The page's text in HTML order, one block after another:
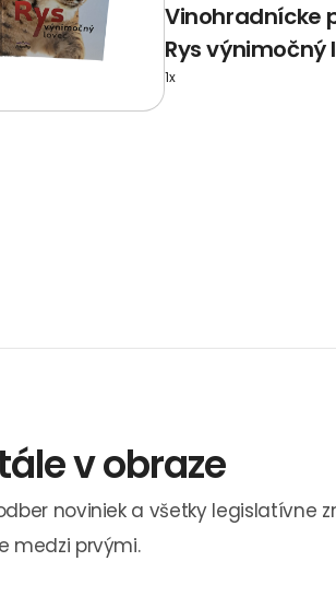
Vinohradnícke
Rys výnimočný
1x
v obraze
noviniek a všetky legislatívne
medzi prvými.